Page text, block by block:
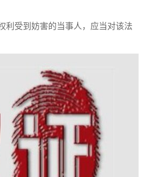
利受到妨害的当事人，应当对该法